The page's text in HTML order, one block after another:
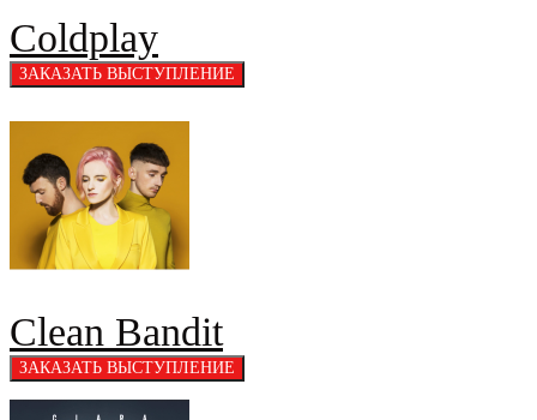
Coldplay
Clean Bandit